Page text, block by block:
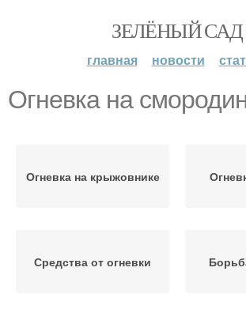
ЗЕЛЁНЫЙ САД
главная новости
Огневка на
Огневка на крыжовнике
Средства от огневки